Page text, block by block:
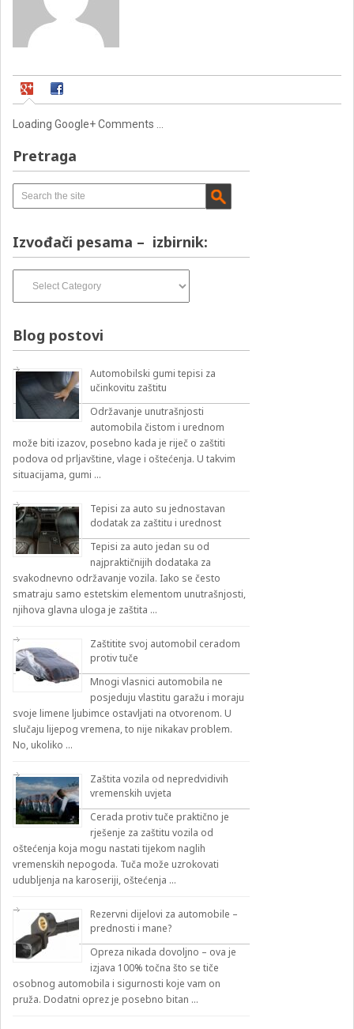
Loading Google+ Comments ...
Pretraga
Izvođači pesama – izbirnik:
pesama
Blog postovi
Automobilski gumi tepisi za
učinkovitu zaštitu
Održavanje unutrašnjosti
automobila čistom i urednom
može biti izazov, posebno kada je riječ o zaštiti
podova od prljavštine, vlage i oštećenja. U takvim
situacijama, gumi …
Tepisi za auto su jednostavan
dodatak za zaštitu i urednost
Tepisi za auto jedan su od
najpraktičnijih dodataka za
svakodnevno održavanje vozila. Iako se često
smatraju samo estetskim elementom unutrašnjosti,
njihova glavna uloga je zaštita …
Zaštitite svoj automobil ceradom
protiv tuče
Mnogi vlasnici automobila ne
posjeduju vlastitu garažu i moraju
svoje limene ljubimce ostavljati na otvorenom. U
slučaju lijepog vremena, to nije nikakav problem.
No, ukoliko …
Zaštita vozila od nepredvidivih
vremenskih uvjeta
Cerada protiv tuče praktično je
rješenje za zaštitu vozila od
oštećenja koja mogu nastati tijekom naglih
vremenskih nepogoda. Tuča može uzrokovati
udubljenja na karoseriji, oštećenja …
Rezervni dijelovi za automobile –
prednosti i mane?
Opreza nikada dovoljno – ova je
izjava 100% točna što se tiče
osobnog automobila i sigurnosti koje vam on
pruža. Dodatni oprez je posebno bitan …